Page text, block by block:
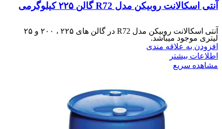
آنتی اسکالانت روبیکن مدل R72 گالن ۲۲۵ کیلوگرمی
آنتی اسکالانت روبیکن مدل R72 در گالن های ۲۲۵ ، ۲۰۰ و ۲۵
لیتری موجود میباشد.
افزودن به علاقه مندی
اطلاعات بیشتر
مشاهده سریع